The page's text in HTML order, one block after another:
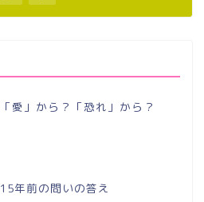
「愛」から？「恐れ」から？
15年前の問いの答え